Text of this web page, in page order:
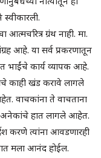
ग्रंथ नाही. मा.
आहे. या सर्व प्रकरणातून
भाईंचे कार्य व्यापक आहे.
काही खंड करावे लागले
वाचकांना ते वाचताना
अनेकांचे हात लागले आहेत.
करणे त्यांना आवडणारही
मला आनंद होईल.